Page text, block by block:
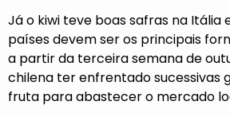
Já o kiwi teve boas safras na Itália
países devem ser os principais
a partir da terceira semana de
chilena ter enfrentado sucessivas
fruta para abastecer o mercado